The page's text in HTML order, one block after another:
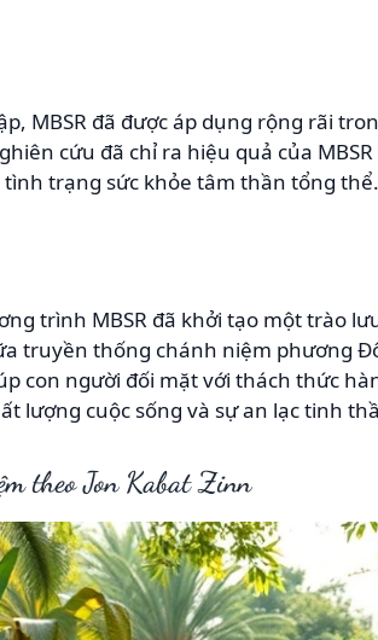
MBSR đã được áp dụng rộng rãi
cứu đã chỉ ra hiệu quả của
trạng sức khỏe tâm thần tổng thể.
trình MBSR đã khởi tạo một trào
truyền thống chánh niệm phương
con người đối mặt với thách thức
lượng cuộc sống và sự an lạc tinh
theo Jon Kabat Zinn